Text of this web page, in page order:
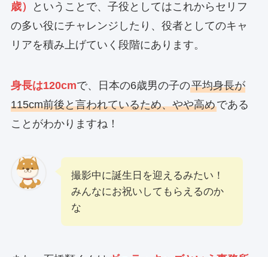
歳）
ということで、子役としてはこれからセリフ
の多い役にチャレンジしたり、役者としてのキャ
リアを積み上げていく段階にあります。
身長は120cmで、日本の6歳男の子の平均身長が
115cm前後と言われているため、やや高めである
ことがわかりますね！
撮影中に誕生日を迎えるみたい！
みんなにお祝いしてもらえるのか
な